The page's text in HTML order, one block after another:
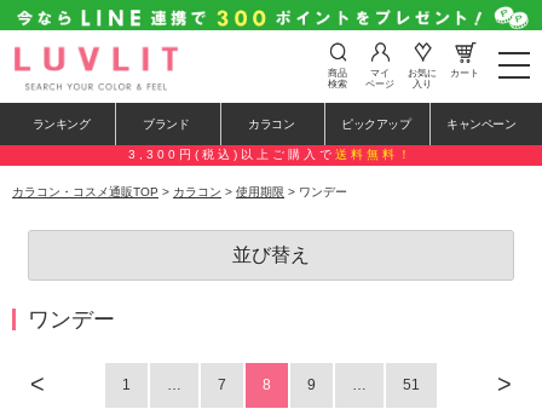
t
o
e
n
t
商品
検索
マイ
ページ
お気に
入り
カート
ランキング ブランド カラコン ピックアップ キャンペーン
3,300円(税込)以上ご購入で 送料無料！
カラコン・コスメ通販TOP > カラコン > 使用期限 > ワンデー
並び替え
ワンデー
< >
1 … 7 8 9 … 51